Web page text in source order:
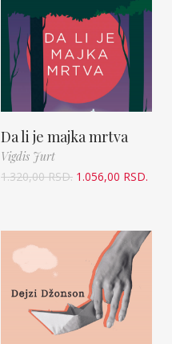
Da li je majka mrtva
Vigdis Jurt
1.320,00RSD. 1.056,00 RSD.